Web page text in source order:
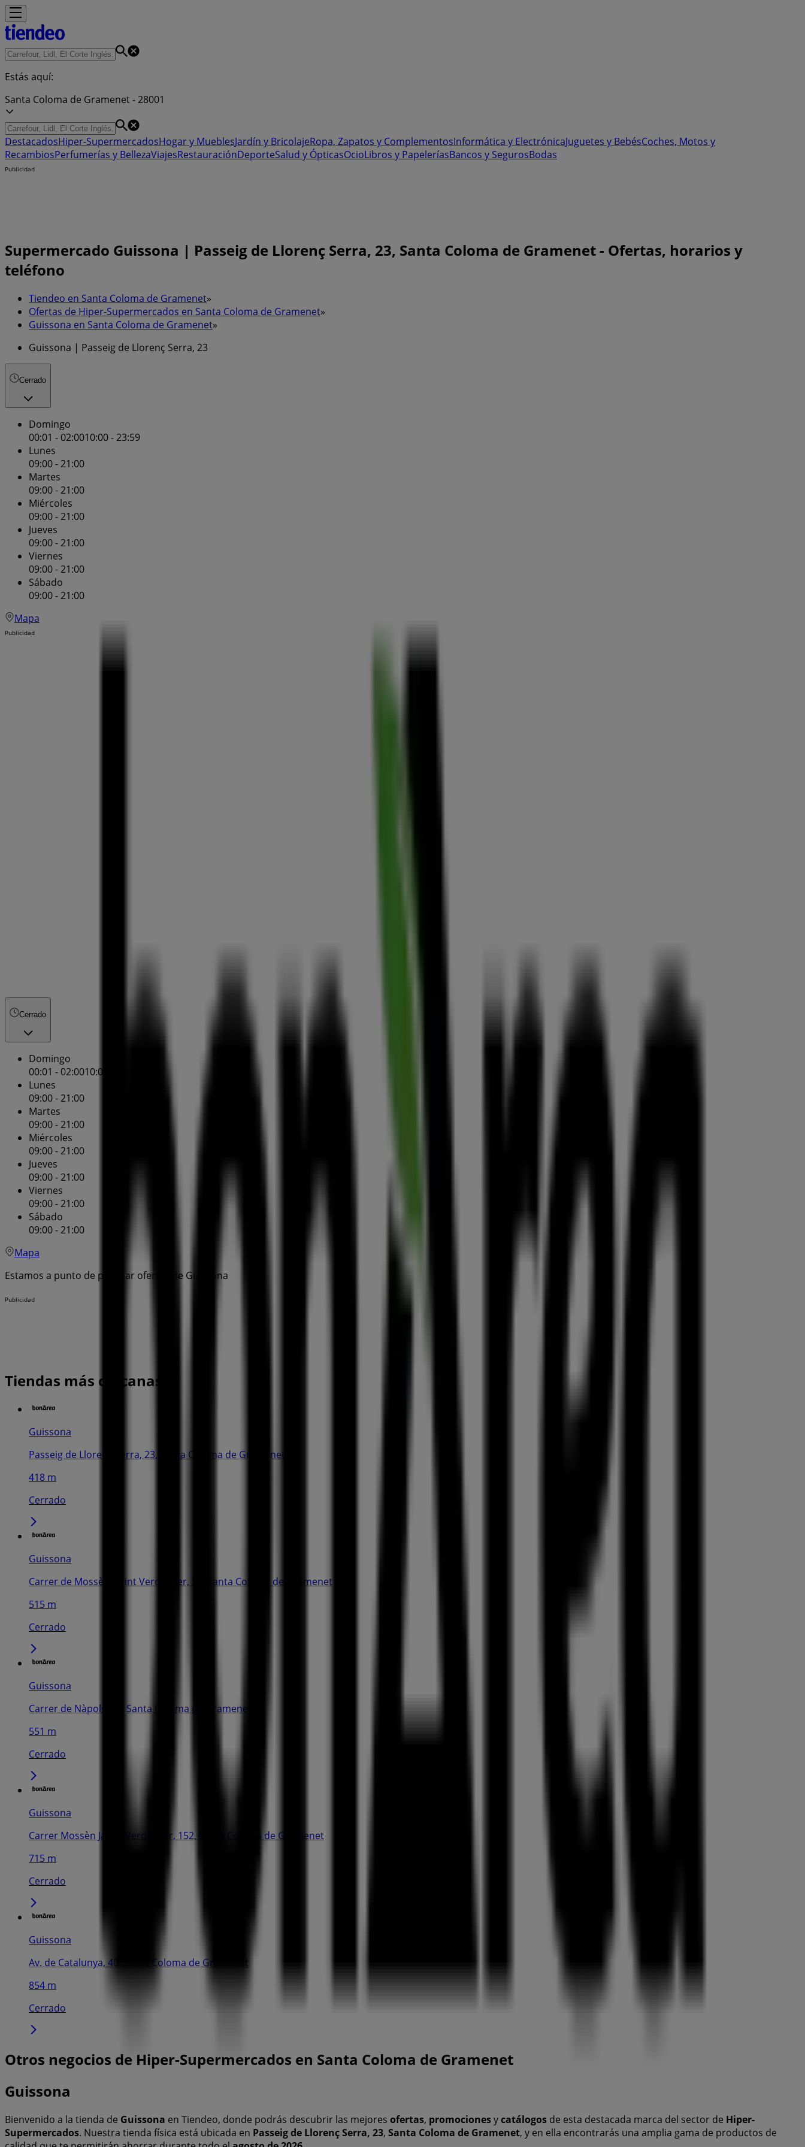
Estás aquí:
Santa Coloma de Gramenet - 28001
DestacadosHiper-SupermercadosHogar y MueblesJardín y BricolajeRopa, Zapatos y ComplementosInformática y ElectrónicaJuguetes y BebésCoches, Motos y
RecambiosPerfumerías y BellezaViajesRestauraciónDeporteSalud y ÓpticasOcioLibros y PapeleríasBancos y SegurosBodas
Publicidad
Supermercado Guissona | Passeig de Llorenç Serra, 23, Santa Coloma de Gramenet - Ofertas, horarios y
teléfono
Tiendeo en Santa Coloma de Gramenet»
Ofertas de Hiper-Supermercados en Santa Coloma de Gramenet»
Guissona en Santa Coloma de Gramenet»
Guissona | Passeig de Llorenç Serra, 23
Cerrado
Domingo
00:01 - 02:0010:00 - 23:59
Lunes
09:00 - 21:00
Martes
09:00 - 21:00
Miércoles
09:00 - 21:00
Jueves
09:00 - 21:00
Viernes
09:00 - 21:00
Sábado
09:00 - 21:00
Mapa
Publicidad
Cerrado
Domingo
00:01 - 02:0010:00 - 23:59
Lunes
09:00 - 21:00
Martes
09:00 - 21:00
Miércoles
09:00 - 21:00
Jueves
09:00 - 21:00
Viernes
09:00 - 21:00
Sábado
09:00 - 21:00
Mapa
Estamos a punto de publicar ofertas de Guissona
Publicidad
Tiendas más cercanas
Guissona
Passeig de Llorenç Serra, 23, Santa Coloma de Gramenet
418 m
Cerrado
Guissona
Carrer de Mossèn Jacint Verdaguer, 53, Santa Coloma de Gramenet
515 m
Cerrado
Guissona
Carrer de Nàpols, 57, Santa Coloma de Gramenet
551 m
Cerrado
Guissona
Carrer Mossèn Jacint Verdaguer, 152, Santa Coloma de Gramenet
715 m
Cerrado
Guissona
Av. de Catalunya, 40, Santa Coloma de Gramenet
854 m
Cerrado
Otros negocios de Hiper-Supermercados en Santa Coloma de Gramenet
Guissona
Bienvenido a la tienda de Guissona en Tiendeo, donde podrás descubrir las mejores ofertas, promocionesycatálogos de esta destacada marca del sector de Hiper-
Supermercados. Nuestra tienda física está ubicada en Passeig de Llorenç Serra, 23, Santa Coloma de Gramenet, y en ella encontrarás una amplia gama de productos de